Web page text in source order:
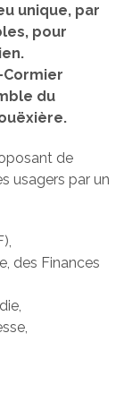
unique, par
pour
du
de
usagers par un
des Finances